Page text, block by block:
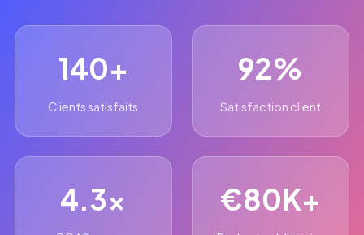
140+
Clients satisfaits
92%
Satisfaction client
4.3x €80K+